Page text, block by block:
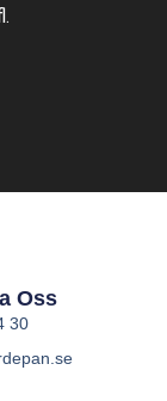
Oss
30